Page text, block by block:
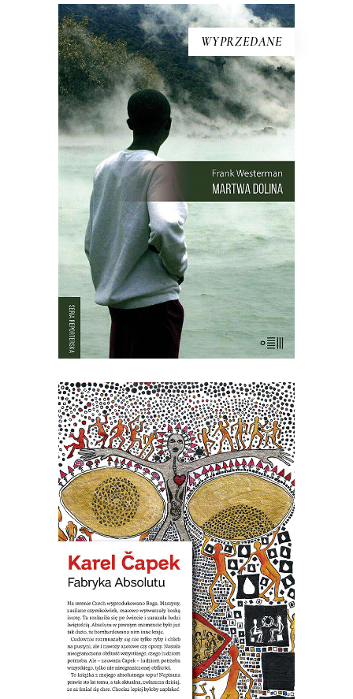
WYPRZEDANE
[EBOOK] Frank Westerman –
MARTWA DOLINA
21 sierpnia 1986 roku wieczorem,
księżyc był wtedy w nowiu, z doliny w
północno-wschodnim Kamerunie
zniknęło wszelkie życie. Kurczaki,
pawiany, zebu i ptaki leżały martwe w
trawie – tak samo jak dwa tysiące
mężczyzn, kobiet i dzieci. Nie było
żadnych […]
[EBOOK] Karel Ćapek – FABRYKA
ABSOLUTU
Na terenie Czech wyprodukowano
Boga. Maszyny zwane karburatorami
zaczęły masowo wytwarzać Absolut. W
pewnym momencie było go już tak
dużo, że postanowiono bombardować
nim Anglię. Nastała na świecie
nieograniczona obfitość wszystkiego,
czego ludziom potrzeba. Ale ludziom
potrzeba wszystkiego, tylko nie […]
39.00zł 19.50zł
KSIĄŻKA DO KOSZYKA